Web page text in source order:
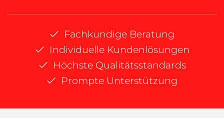
Fachkundige Beratung
Individuelle Kundenlösungen
Höchste Qualitätsstandards
Prompte Unterstützung